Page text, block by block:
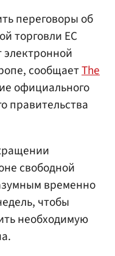
переговоры об
торговли ЕС
электронной
сообщаетThe
официального
правительства
свободной
временно
чтобы
необходимую